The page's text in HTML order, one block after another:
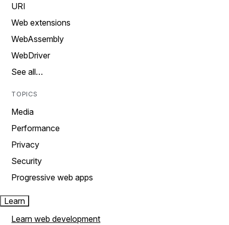
URI
Web extensions
WebAssembly
WebDriver
See all…
TOPICS
Media
Performance
Privacy
Security
Progressive web apps
Learn
Learn web development